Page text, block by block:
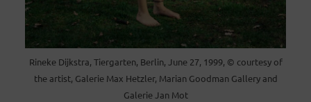
Rineke Dijkstra, Tiergarten, Berlin, June 27, 1999, © courtesy of
the artist, Galerie Max Hetzler, Marian Goodman Gallery and
Galerie Jan Mot